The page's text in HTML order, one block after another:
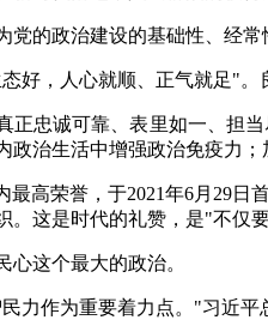
的政治建设的基础性、经常
好，人心就顺、正气就足"
正忠诚可靠、表里如一、担
政治生活中增强政治免疫力
高荣誉，于2021年6月29
。这是时代的礼赞，是"不仅
心这个最大的政治。
力作为重要着力点。"习近平